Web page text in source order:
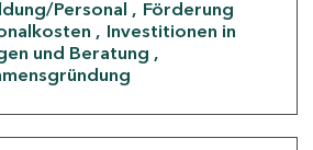
Personal
Förderung
Investitionen in
und Beratung